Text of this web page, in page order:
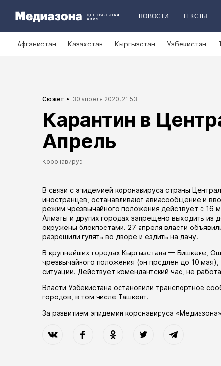
НОВОСТИ ТЕКСТЫ
Афганистан Казахстан Кыргызстан Узбекистан
Сюжет 30 апреля 2020, 21:53
Карантин в
Апрель
Коронавирус
В связи с эпидемией коронавируса страны
иностранцев, останавливают авиасообщение и
режим чрезвычайного положения действует с 16
Алматы и других городах запрещено выходить из
окружены блокпостами. 27 апреля власти
разрешили гулять во дворе и ездить на дачу.
В крупнейших городах Кыргызстана — Бишкеке,
чрезвычайного положения (он продлен до 10
ситуации. Действует комендантский час, не
Власти Узбекистана остановили транспортное
городов, в том числе Ташкент.
За развитием эпидемии коронавируса